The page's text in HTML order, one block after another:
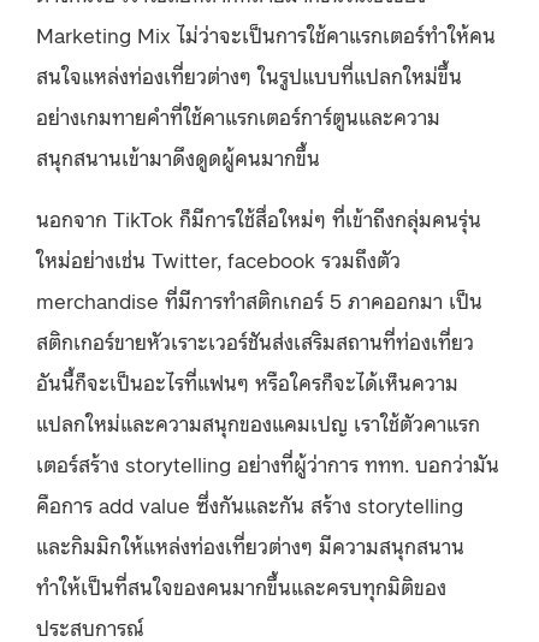
Marketing Mix ไม่ว่าจะเป็นการใช้คาแรกเตอร์ทำให้คน
สนใจแหล่งท่องเที่ยวต่างๆ ในรูปแบบที่แปลกใหม่ขึ้น
อย่างเกมทายคำที่ใช้คาแรกเตอร์การ์ตูนและความ
สนุกสนานเข้ามาดึงดูดผู้คนมากขึ้น
นอกจาก TikTok ก็มีการใช้สื่อใหม่ๆ ที่เข้าถึงกลุ่มคนรุ่น
ใหม่อย่างเช่น Twitter, facebook รวมถึงตัว
merchandise ที่มีการทำสติกเกอร์ 5 ภาคออกมา เป็น
สติกเกอร์ขายหัวเราะเวอร์ชันส่งเสริมสถานที่ท่องเที่ยว
อันนี้ก็จะเป็นอะไรที่แฟนๆ หรือใครก็จะได้เห็นความ
แปลกใหม่และความสนุกของแคมเปญ เราใช้ตัวคาแรก
เตอร์สร้าง storytelling อย่างที่ผู้ว่าการ ททท. บอกว่ามัน
คือการ add value ซึ่งกันและกัน สร้าง storytelling
และกิมมิกให้แหล่งท่องเที่ยวต่างๆ มีความสนุกสนาน
ทำให้เป็นที่สนใจของคนมากขึ้นและครบทุกมิติของ
ประสบการณ์